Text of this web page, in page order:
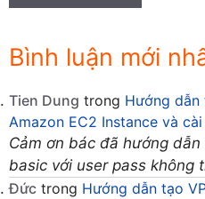
Bình luận mới
Tien Dung trong Hướng dẫn
Amazon EC2 Instance và
Cảm ơn bác đã hướng
basic với user pass không
Đức trong Hướng dẫn tạo